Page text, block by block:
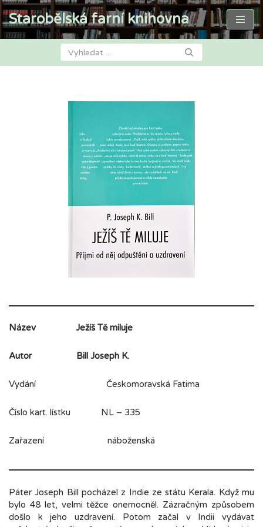
Přeskočit
Starobělská farní knihovna
Název Ježíš Tě miluje
Autor Bill Joseph K.
Vydání Českomoravská Fatima
Číslo kart. lístku NL – 335
Zařazení náboženská
Páter Joseph Bill pocházel z Indie ze státu Kerala. Když mu
bylo 48 let, velmi těžce onemocněl. Zázračným způsobem
došlo k jeho uzdravení. Potom začal v Indii vydávat